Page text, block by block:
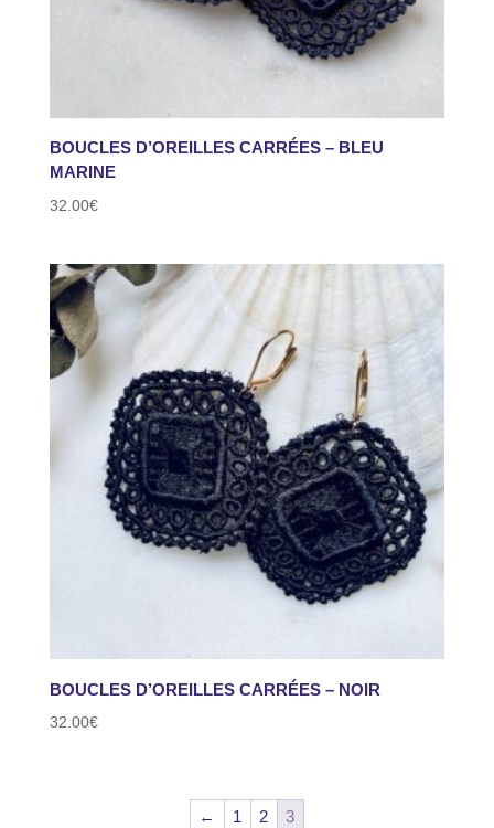
BOUCLES D’OREILLES CARRÉES – BLEU
MARINE
32.00€
BOUCLES D’OREILLES CARRÉES – NOIR
32.00€
← 1 2 3